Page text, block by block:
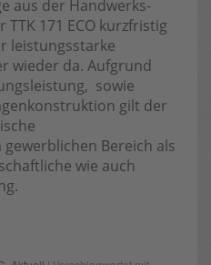
aus der Handwerks-
171 ECO kurzfristig
leistungsstarke
wieder da. Aufgrund
sowie
gilt der
Bereich als
wie auch